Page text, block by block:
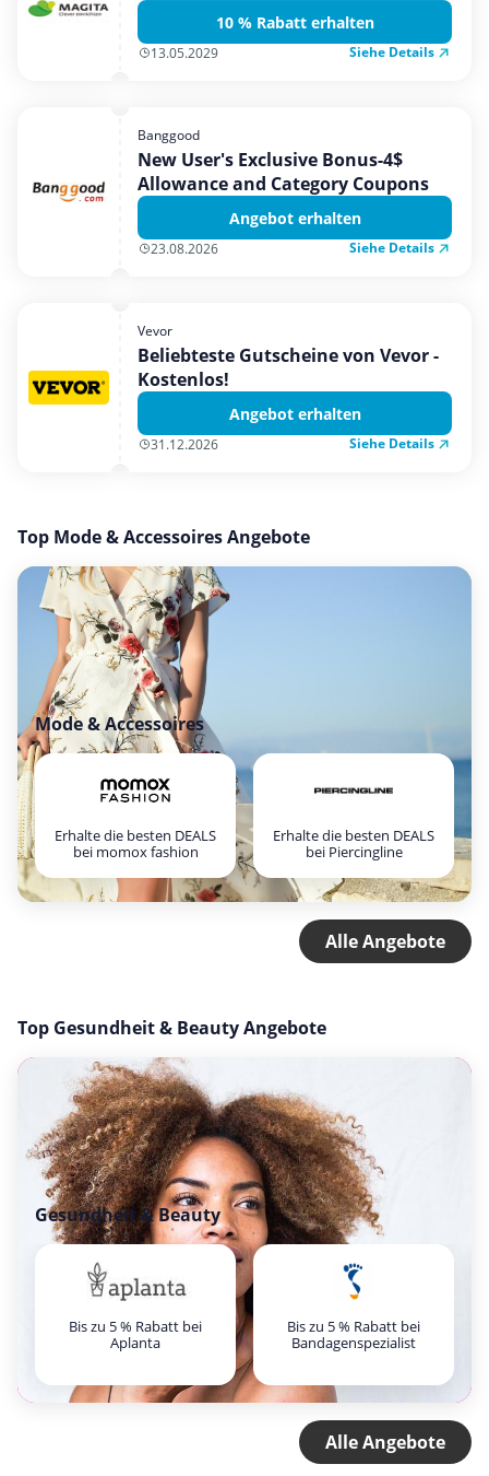
10 % Rabatt erhalten
13.05.2029 Siehe Details
Banggood
New User's Exclusive Bonus-4$
Allowance and Category Coupons
Angebot erhalten
23.08.2026 Siehe Details
Vevor
Beliebteste Gutscheine von Vevor -
Kostenlos!
Angebot erhalten
31.12.2026 Siehe Details
Top Mode & Accessoires Angebote
Mode & Accessoires
Erhalte die besten DEALS
bei momox fashion
Erhalte die besten DEALS
bei Piercingline
Alle Angebote
Top Gesundheit & Beauty Angebote
Gesundheit & Beauty
Bis zu 5 % Rabatt bei
Aplanta
Bis zu 5 % Rabatt bei
Bandagenspezialist
Alle Angebote